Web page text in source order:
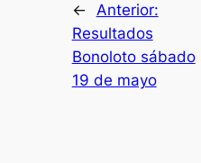
← Anterior:
Resultados
Bonoloto sábado
19 de mayo